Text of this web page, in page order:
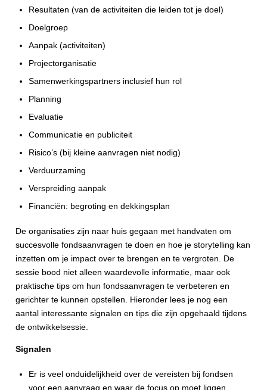
Resultaten (van de activiteiten die leiden tot je doel)
Doelgroep
Aanpak (activiteiten)
Projectorganisatie
Samenwerkingspartners inclusief hun rol
Planning
Evaluatie
Communicatie en publiciteit
Risico’s (bij kleine aanvragen niet nodig)
Verduurzaming
Verspreiding aanpak
Financiën: begroting en dekkingsplan
De organisaties zijn naar huis gegaan met handvaten om
succesvolle fondsaanvragen te doen en hoe je storytelling kan
inzetten om je impact over te brengen en te vergroten. De
sessie bood niet alleen waardevolle informatie, maar ook
praktische tips om hun fondsaanvragen te verbeteren en
gerichter te kunnen opstellen. Hieronder lees je nog een
aantal interessante signalen en tips die zijn opgehaald tijdens
de ontwikkelsessie.
Signalen
Er is veel onduidelijkheid over de vereisten bij fondsen
voor een aanvraag en waar de focus op moet liggen.